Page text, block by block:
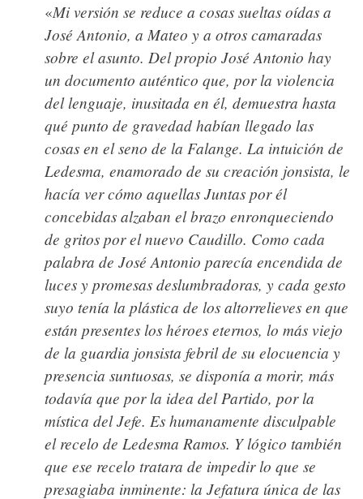
«Mi versión se reduce a cosas sueltas oídas a
José Antonio, a Mateo y a otros camaradas
sobre el asunto. Del propio José Antonio hay
un documento auténtico que, por la violencia
del lenguaje, inusitada en él, demuestra hasta
qué punto de gravedad habían llegado las
cosas en el seno de la Falange. La intuición de
Ledesma, enamorado de su creación jonsista, le
hacía ver cómo aquellas Juntas por él
concebidas alzaban el brazo enronqueciendo
de gritos por el nuevo Caudillo. Como cada
palabra de José Antonio parecía encendida de
luces y promesas deslumbradoras, y cada gesto
suyo tenía la plástica de los altorrelieves en que
están presentes los héroes eternos, lo más viejo
de la guardia jonsista febril de su elocuencia y
presencia suntuosas, se disponía a morir, más
todavía que por la idea del Partido, por la
mística del Jefe. Es humanamente disculpable
el recelo de Ledesma Ramos. Y lógico también
que ese recelo tratara de impedir lo que se
presagiaba inminente: la Jefatura única de las